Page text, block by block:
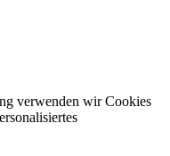
verwenden wir Cookies